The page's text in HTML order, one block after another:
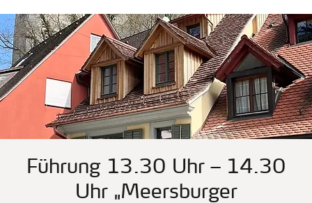
Führung 13.30 Uhr – 14.30
Uhr „Meersburger